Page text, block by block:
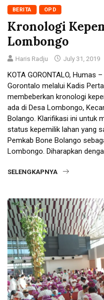
BERITA OPD
Kronologi
Lombongo
Haris Radju July 31, 2019
KOTA GORONTALO, Humas
Gorontalo melalui Kadis
membeberkan kronologi
ada di Desa Lombongo,
Bolango. Klarifikasi ini untuk
status kepemilik lahan yang
Pemkab Bone Bolango
Lombongo. Diharapkan
SELENGKAPNYA